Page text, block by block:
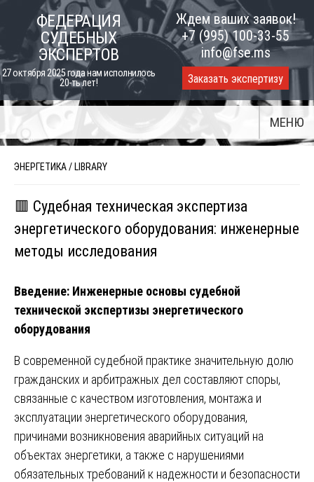
content
ФЕДЕРАЦИЯ
СУДЕБНЫХ
ЭКСПЕРТОВ
27 октября 2025 года нам исполнилось
20-ть лет!
Ждем ваших заявок!
+7 (995) 100-33-55
info@fse.ms
Заказать экспертизу
МЕНЮ
ЭНЕРГЕТИКА/ LIBRARY
🟥 Судебная техническая экспертиза
энергетического оборудования: инженерные
методы исследования
Введение: Инженерные основы судебной
технической экспертизы энергетического
оборудования
В современной судебной практике значительную долю
гражданских и арбитражных дел составляют споры,
связанные с качеством изготовления, монтажа и
эксплуатации энергетического оборудования,
причинами возникновения аварийных ситуаций на
объектах энергетики, а также с нарушениями
обязательных требований к надежности и безопасности